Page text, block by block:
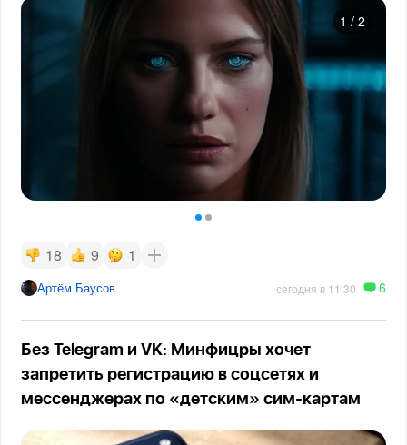
1 / 2
18 9 1
Артём Баусов сегодня в 11:30 6
Без Telegram и VK: Минфицры хочет
запретить регистрацию в соцсетях и
мессенджерах по «детским» сим-картам